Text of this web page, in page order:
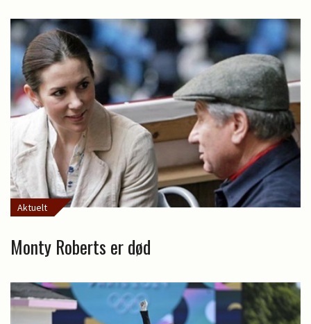
Aktuelt
Monty Roberts er død